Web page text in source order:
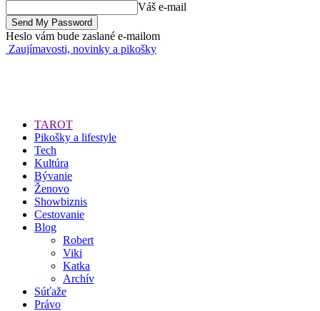
Váš e-mail
Heslo vám bude zaslané e-mailom
Zaujímavosti, novinky a pikošky
TAROT
Pikošky a lifestyle
Tech
Kultúra
Bývanie
Ženovo
Showbiznis
Cestovanie
Blog
Robert
Viki
Katka
Archív
Súťaže
Právo